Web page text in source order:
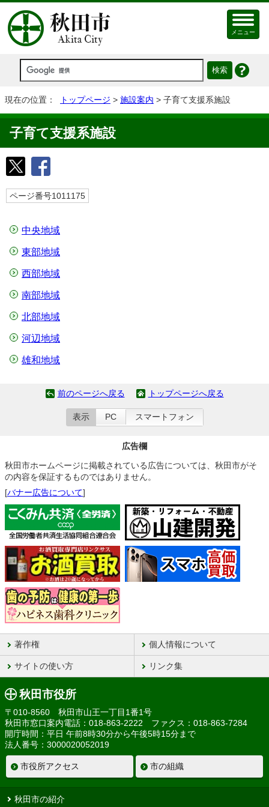
メニュー
現在の位置： トップページ > 施設案内 > 子育て支援系施設
子育て支援系施設
ページ番号1011175
中央地域
東部地域
西部地域
南部地域
北部地域
河辺地域
雄和地域
前のページへ戻る トップページへ戻る
表示 PC スマートフォン
広告欄
秋田市ホームページに掲載されている広告については、秋田市がそ
の内容を保証するものではありません。
[バナー広告について]
著作権 個人情報について
サイトの使い方 リンク集
秋田市役所
〒010-8560 秋田市山王一丁目1番1号
秋田市窓口案内電話：018-863-2222 ファクス：018-863-7284
開庁時間：平日 午前8時30分から午後5時15分まで
法人番号：3000020052019
市役所アクセス 市の組織
秋田市の紹介